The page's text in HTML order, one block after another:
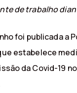
de trabalho
foi publicada a
estabelece
da Covid-19